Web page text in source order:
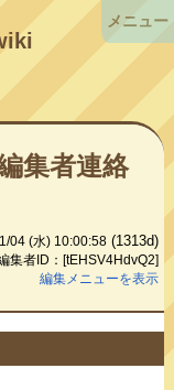
集者連絡
04 (水) 10:00:58 (1313d)
集者ID：[tEHSV4HdvQ2]
編集メニューを表示
メニュー